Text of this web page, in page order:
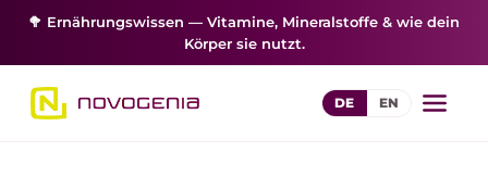
🥦 Ernährungswissen — Vitamine, Mineralstoffe & wie dein
Körper sie nutzt.
DE EN